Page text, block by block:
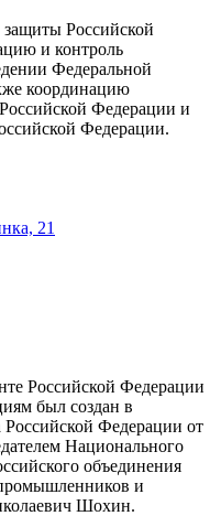
Российской
и контроль
Федеральной
координацию
Федерации и
Федерации.
21
Российской Федерации
был создан в
Российской Федерации от
Национального
объединения
и
Шохин.